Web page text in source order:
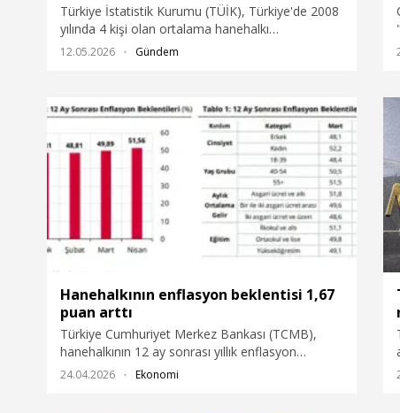
Türkiye İstatistik Kurumu (TÜİK), Türkiye'de 2008
yılında 4 kişi olan ortalama hanehalkı
büyüklüğünün, azalma eğilimi göstererek 2025
12.05.2026 Gündem
Hanehalkının enflasyon beklentisi 1,67
puan arttı
Türkiye Cumhuriyet Merkez Bankası (TCMB),
hanehalkının 12 ay sonrası yıllık enflasyon
beklentisinin 1,67 puan artarak yüzde 51,56
24.04.2026 Ekonomi